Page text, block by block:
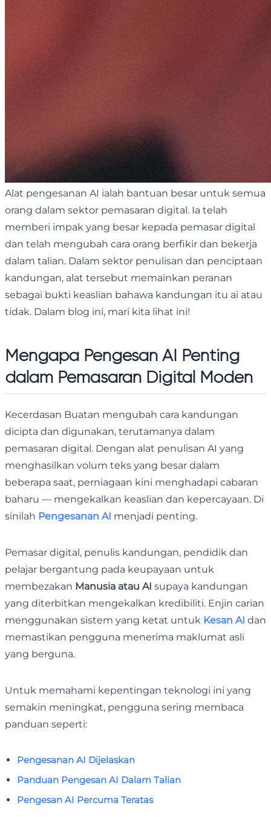
Alat pengesanan AI ialah bantuan besar untuk semua
orang dalam sektor pemasaran digital. Ia telah
memberi impak yang besar kepada pemasar digital
dan telah mengubah cara orang berfikir dan bekerja
dalam talian. Dalam sektor penulisan dan penciptaan
kandungan, alat tersebut memainkan peranan
sebagai bukti keaslian bahawa kandungan itu ai atau
tidak. Dalam blog ini, mari kita lihat ini!
Mengapa Pengesan AI Penting
dalam Pemasaran Digital Moden
Kecerdasan Buatan mengubah cara kandungan
dicipta dan digunakan, terutamanya dalam
pemasaran digital. Dengan alat penulisan AI yang
menghasilkan volum teks yang besar dalam
beberapa saat, perniagaan kini menghadapi cabaran
baharu — mengekalkan keaslian dan kepercayaan. Di
sinilah Pengesanan AI menjadi penting.
Pemasar digital, penulis kandungan, pendidik dan
pelajar bergantung pada keupayaan untuk
membezakan Manusia atau AI supaya kandungan
yang diterbitkan mengekalkan kredibiliti. Enjin carian
menggunakan sistem yang ketat untuk Kesan AI dan
memastikan pengguna menerima maklumat asli
yang berguna.
Untuk memahami kepentingan teknologi ini yang
semakin meningkat, pengguna sering membaca
panduan seperti:
Pengesanan AI Dijelaskan
Panduan Pengesan AI Dalam Talian
Pengesan AI Percuma Teratas